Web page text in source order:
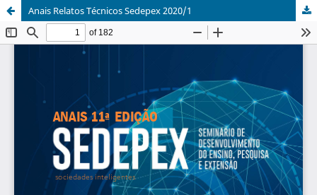
Anais Relatos Técnicos Sedepex 2020/1